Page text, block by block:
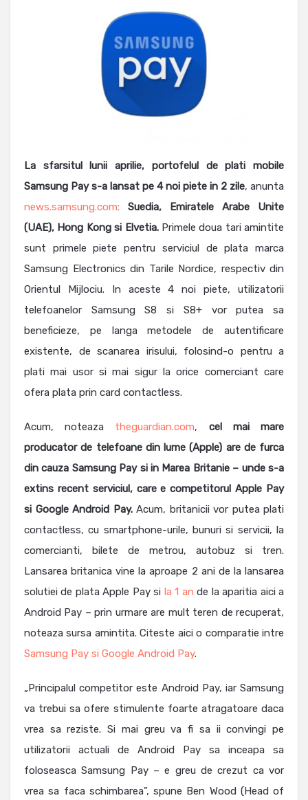
La sfarsitul lunii aprilie, portofelul de plati mobile
Samsung Pay s-a lansat pe 4 noi piete in 2 zile, anunta
news.samsung.com: Suedia, Emiratele Arabe Unite
(UAE), Hong Kong si Elvetia.Primele doua tari amintite
sunt primele piete pentru serviciul de plata marca
Samsung Electronics din Tarile Nordice, respectiv din
Orientul Mijlociu. In aceste 4 noi piete, utilizatorii
telefoanelor Samsung S8 si S8+ vor putea sa
beneficieze, pe langa metodele de autentificare
existente, de scanarea irisului, folosind-o pentru a
plati mai usor si mai sigur la orice comerciant care
ofera plata prin card contactless.
Acum, noteaza theguardian.com, cel mai mare
producator de telefoane din lume (Apple) are de furca
din cauza Samsung Pay si in Marea Britanie – unde s-a
extins recent serviciul, care e competitorul Apple Pay
si Google Android Pay.Acum, britanicii vor putea plati
contactless, cu smartphone-urile, bunuri si servicii, la
comercianti, bilete de metrou, autobuz si tren.
Lansarea britanica vine la aproape 2 ani de la lansarea
solutiei de plata Apple Pay si la 1 an de la aparitia aici a
Android Pay – prin urmare are mult teren de recuperat,
noteaza sursa amintita. Citeste aici o comparatie intre
Samsung Pay si Google Android Pay.
„Principalul competitor este Android Pay, iar Samsung
va trebui sa ofere stimulente foarte atragatoare daca
vrea sa reziste. Si mai greu va fi sa ii convingi pe
utilizatorii actuali de Android Pay sa inceapa sa
foloseasca Samsung Pay – e greu de crezut ca vor
vrea sa faca schimbarea”, spune Ben Wood (Head of